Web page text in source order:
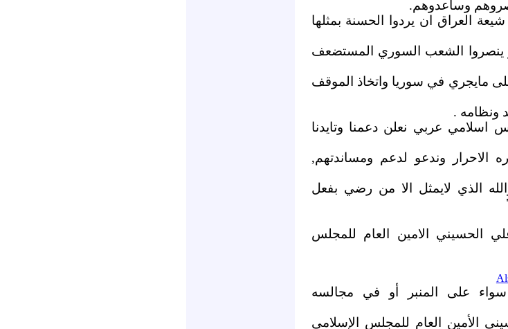
وساعدوهم.
العراق ان يردوا الحسنة بمثلها
و ينصروا الشعب السوري المستضعف
مايجري في سوريا واتخاذ الموقف
ونظامه .
اسلامي عربي نعلن دعمنا وتايدنا
الاحرار وندعو لدعم ومساندتهم,
الذي ﻻيمثل الا من رضي بفعل
الحسيني الامين العام للمجلس
على المنبر أو في مجالسه
الأمين العام للمجلس الإسلامي